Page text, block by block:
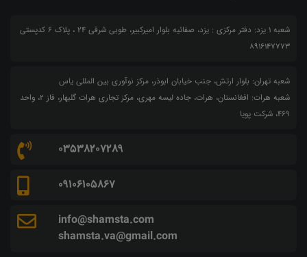
شعبه 1 یزد: دفتر مرکزی : یزد، صفائیه بلوار امیرکبیر، طوبی شرقی 24 ، پلاک 6 کدپستی
8916147773
شعبه تهران: بلوار ارتش، جنب خیابان ابوذر، مرکز نوآوری بین المللی یاس
شعبه هرات: افغانستان، هرات، جاده لیسه مهری، مرکز تجاری هرات گلبهار، فاز ۲، واحد
۴۶۹، شرکت پویا
03538207289
09106105867
info@shamsta.com
shamsta.va@gmail.com